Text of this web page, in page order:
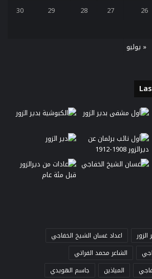
« يوليو
26
27
28
29
30
الزور
اعداد غسان الشيخ الخفاجي
الشاعر محمد الفراتي
المياذين جاسم الهويدي